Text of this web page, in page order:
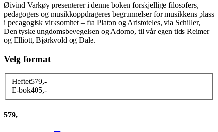
Øivind Varkøy presenterer i denne boken forskjellige filosofers,
pedagogers og musikkoppdrageres begrunnelser for musikkens plass
i pedagogisk virksomhet – fra Platon og Aristoteles, via Schiller,
Den tyske ungdomsbevegelsen og Adorno, til vår egen tids Reimer
og Elliott, Bjørkvold og Dale.
Velg format
Heftet579,-
E-bok405,-
579,-